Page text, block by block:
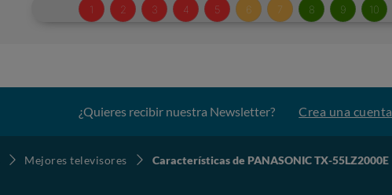
¿Quieres recibir nuestra Newsletter? Crea una cuenta
Mejores televisores Características de PANASONIC TX-55LZ2000E